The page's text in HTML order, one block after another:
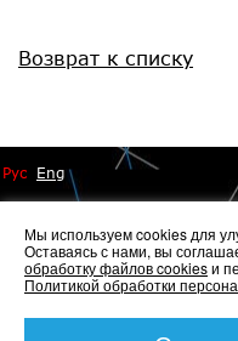
Возврат к списку
Рус Eng
© 2014 -
Политика по
Политика по
Мы используем cookies для
Оставаясь с нами, вы
обработку файлов cookiesи
Политикой обработки